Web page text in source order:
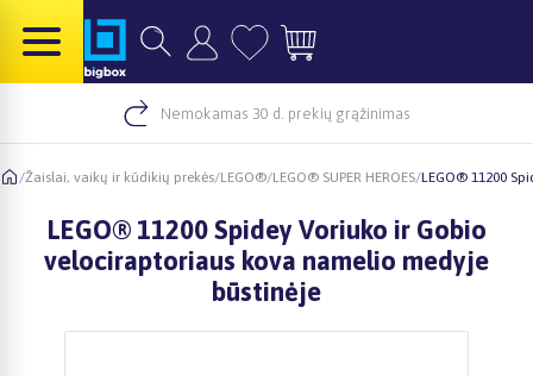
Nemokamas 30 d. prekių grąžinimas
/Žaislai, vaikų ir kūdikių prekės/LEGO®/LEGO® SUPER HEROES/LEGO® 11200
LEGO® 11200 Spidey Voriuko ir Gobio
velociraptoriaus kova namelio medyje
būstinėje